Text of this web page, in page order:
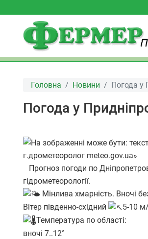
Головна Новини Погода у
Погода у
Прогноз погоди по
гідрометеорології.
Мінлива хмарність. Вночі
Вітер південно-східний
5-10
Температура по області:
вночі 7..12°